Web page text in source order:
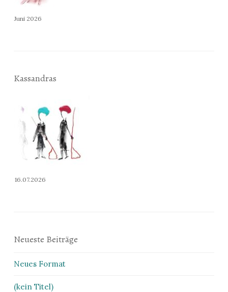
Juni 2026
Kassandras
16.07.2026
Neueste Beiträge
Neues Format
(kein Titel)